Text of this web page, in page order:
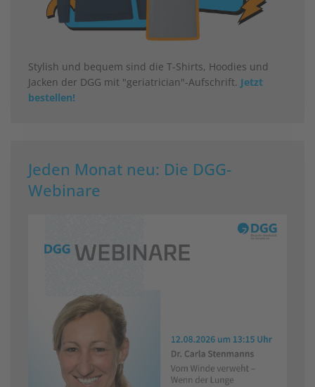
Stylish und bequem sind die T-Shirts, Hoodies und
Jacken der DGG mit "geriatrician"-Aufschrift. Jetzt
bestellen!
Jeden Monat neu: Die DGG-
Webinare